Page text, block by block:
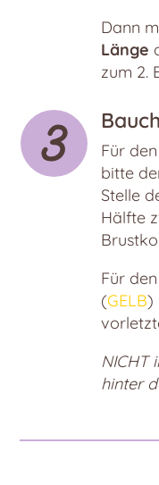
Dann
Länge
zum 2.
Für
bitte
Stelle
Hälfte
Für
(GELB)
NICHT
hinter